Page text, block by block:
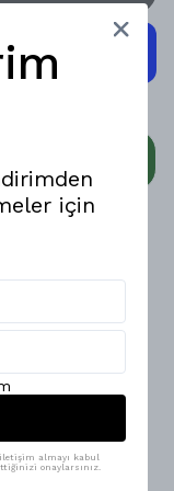
lastikli erkek
giyimin
dokulu ve esnek
sağlar.; Lastikli
sunar.; Hem
sağlayan bu
kadar
için
almayı kabul
onaylarsınız.